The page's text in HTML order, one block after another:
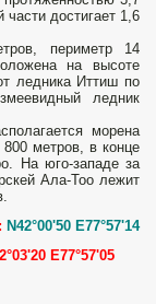
достигает 1,6
периметр 14
на высоте
ледника Иттиш по
ледник
морена
метров, в конце
На юго-западе за
Ала-Тоо лежит
N42°00'50 E77°57'14
E77°57'05